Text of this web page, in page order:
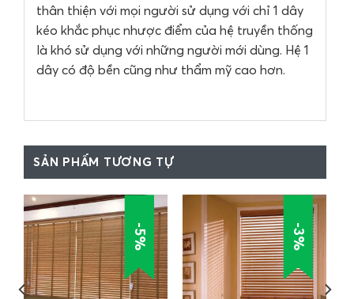
thân thiện với mọi người sử dụng với chỉ 1 dây
kéo khắc phục nhược điểm của hệ truyền thống
là khó sử dụng với những người mới dùng. Hệ 1
dây có độ bền cũng như thẩm mỹ cao hơn.
SẢN PHẨM TƯƠNG TỰ
-5% -3%